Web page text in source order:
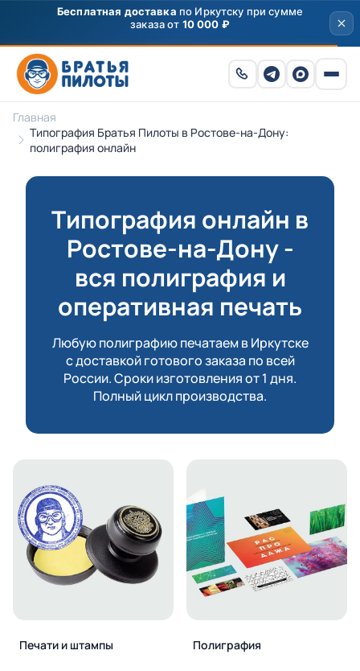
Скидка250 ₽на первый заказ от 3000 ₽ по
промокоду
ПРИВЕТ
Главная
Типография Братья Пилоты в Ростове-на-Дону:
полиграфия онлайн
Типография онлайн в
Ростове-на-Дону -
вся полиграфия и
оперативная печать
Любую полиграфию печатаем в Иркутске
с доставкой готового заказа по всей
России. Сроки изготовления от 1 дня.
Полный цикл производства.
Печати и штампы Полиграфия